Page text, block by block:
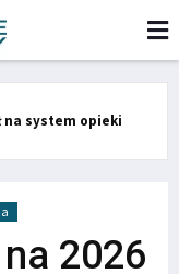
na system opieki
2026